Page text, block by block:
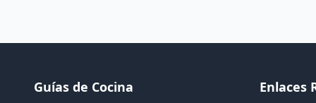
Guías de Cocina Enlaces